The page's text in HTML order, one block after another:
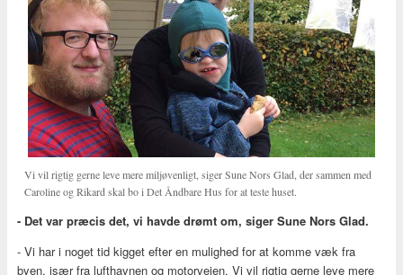
Vi vil rigtig gerne leve mere miljøvenligt, siger Sune Nors Glad, der sammen med
Caroline og Rikard skal bo i Det Åndbare Hus for at teste huset.
- Det var præcis det, vi havde drømt om, siger Sune Nors Glad.
- Vi har i noget tid kigget efter en mulighed for at komme væk fra
byen, især fra lufthavnen og motorvejen. Vi vil rigtig gerne leve mere